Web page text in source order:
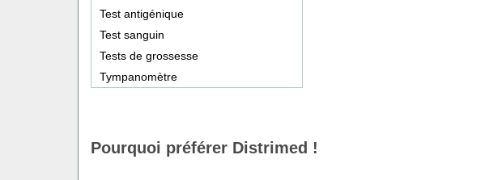
Test antigénique
Test sanguin
Tests de grossesse
Tympanomètre
Pourquoi préférer Distrimed !